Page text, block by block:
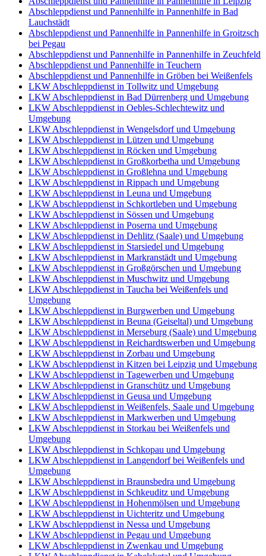
Abschleppdienst und Pannenhilfe in Pannenhilfe in Bad
Lauchstädt
Abschleppdienst und Pannenhilfe in Pannenhilfe in Groitzsch
bei Pegau
Abschleppdienst und Pannenhilfe in Pannenhilfe in Zeuchfeld
Abschleppdienst und Pannenhilfe in Teuchern
Abschleppdienst und Pannenhilfe in Gröben bei Weißenfels
LKW Abschleppdienst in Tollwitz und Umgebung
LKW Abschleppdienst in Bad Dürrenberg und Umgebung
LKW Abschleppdienst in Oebles-Schlechtewitz und
Umgebung
LKW Abschleppdienst in Wengelsdorf und Umgebung
LKW Abschleppdienst in Lützen und Umgebung
LKW Abschleppdienst in Röcken und Umgebung
LKW Abschleppdienst in Großkorbetha und Umgebung
LKW Abschleppdienst in Großlehna und Umgebung
LKW Abschleppdienst in Rippach und Umgebung
LKW Abschleppdienst in Leuna und Umgebung
LKW Abschleppdienst in Schkortleben und Umgebung
LKW Abschleppdienst in Sössen und Umgebung
LKW Abschleppdienst in Poserna und Umgebung
LKW Abschleppdienst in Dehlitz (Saale) und Umgebung
LKW Abschleppdienst in Starsiedel und Umgebung
LKW Abschleppdienst in Markranstädt und Umgebung
LKW Abschleppdienst in Großgörschen und Umgebung
LKW Abschleppdienst in Muschwitz und Umgebung
LKW Abschleppdienst in Taucha bei Weißenfels und
Umgebung
LKW Abschleppdienst in Burgwerben und Umgebung
LKW Abschleppdienst in Beuna (Geiseltal) und Umgebung
LKW Abschleppdienst in Merseburg (Saale) und Umgebung
LKW Abschleppdienst in Reichardtswerben und Umgebung
LKW Abschleppdienst in Zorbau und Umgebung
LKW Abschleppdienst in Kitzen bei Leipzig und Umgebung
LKW Abschleppdienst in Tagewerben und Umgebung
LKW Abschleppdienst in Granschütz und Umgebung
LKW Abschleppdienst in Geusa und Umgebung
LKW Abschleppdienst in Weißenfels, Saale und Umgebung
LKW Abschleppdienst in Markwerben und Umgebung
LKW Abschleppdienst in Storkau bei Weißenfels und
Umgebung
LKW Abschleppdienst in Schkopau und Umgebung
LKW Abschleppdienst in Langendorf bei Weißenfels und
Umgebung
LKW Abschleppdienst in Braunsbedra und Umgebung
LKW Abschleppdienst in Schkeuditz und Umgebung
LKW Abschleppdienst in Hohenmölsen und Umgebung
LKW Abschleppdienst in Uichteritz und Umgebung
LKW Abschleppdienst in Nessa und Umgebung
LKW Abschleppdienst in Pegau und Umgebung
LKW Abschleppdienst in Zwenkau und Umgebung